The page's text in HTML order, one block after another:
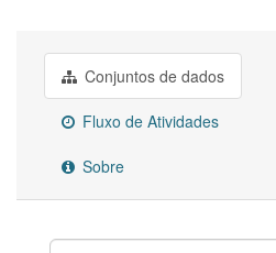
Conjuntos de dados
Fluxo de Atividades
Sobre